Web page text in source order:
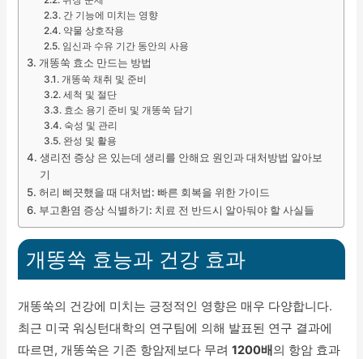
간 기능에 미치는 영향
약물 상호작용
임신과 수유 기간 동안의 사용
개똥쑥 효소 만드는 방법
개똥쑥 채취 및 준비
세척 및 절단
효소 용기 준비 및 개똥쑥 담기
숙성 및 관리
완성 및 활용
생리전 증상 은 있는데 생리를 안해요 원인과 대처방법 알아보
기
허리 삐끗했을 때 대처법: 빠른 회복을 위한 가이드
부고환염 증상 식별하기: 치료 전 반드시 알아둬야 할 사실들
개똥쑥 효능과 건강 효과
개똥쑥의 건강에 미치는 긍정적인 영향은 매우 다양합니다.
최근 미국 워싱턴대학의 연구팀에 의해 발표된 연구 결과에
따르면, 개똥쑥은 기존 항암제보다 무려1200배 의 항암 효과